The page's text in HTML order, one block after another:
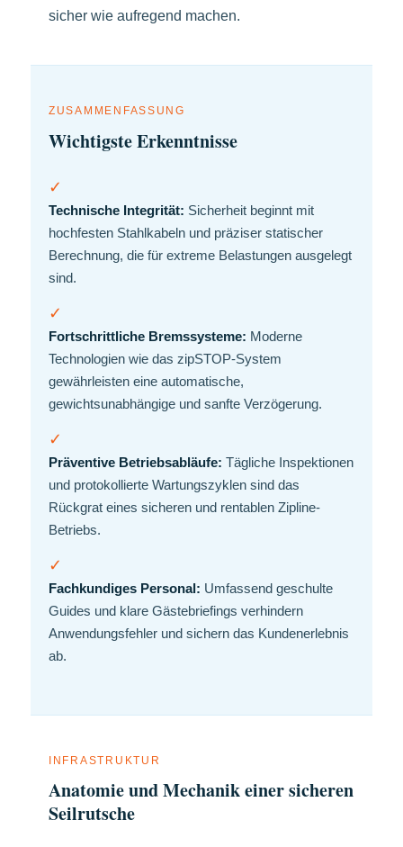
sicher wie aufregend machen.
ZUSAMMENFASSUNG
Wichtigste Erkenntnisse
✓
Technische Integrität: Sicherheit beginnt mit
hochfesten Stahlkabeln und präziser statischer
Berechnung, die für extreme Belastungen ausgelegt
sind.
✓
Fortschrittliche Bremssysteme: Moderne
Technologien wie das zipSTOP-System
gewährleisten eine automatische,
gewichtsunabhängige und sanfte Verzögerung.
✓
Präventive Betriebsabläufe: Tägliche Inspektionen
und protokollierte Wartungszyklen sind das
Rückgrat eines sicheren und rentablen Zipline-
Betriebs.
✓
Fachkundiges Personal: Umfassend geschulte
Guides und klare Gästebriefings verhindern
Anwendungsfehler und sichern das Kundenerlebnis
ab.
INFRASTRUKTUR
Anatomie und Mechanik einer sicheren
Seilrutsche